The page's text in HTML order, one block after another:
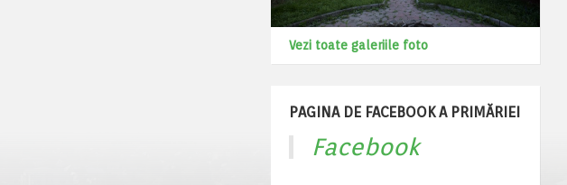
Vezi toate galeriile foto
PAGINA DE FACEBOOK A PRIMĂRIEI
Facebook